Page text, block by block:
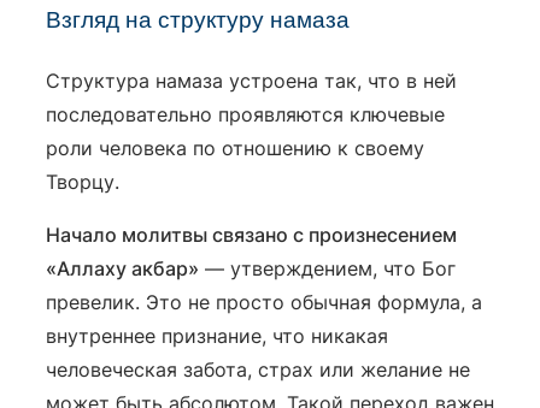
Взгляд на структуру намаза
Структура намаза устроена так, что в ней
последовательно проявляются ключевые
роли человека по отношению к своему
Творцу.
Начало молитвы связано с произнесением
«Аллаху акбар» — утверждением, что Бог
превелик. Это не просто обычная формула, а
внутреннее признание, что никакая
человеческая забота, страх или желание не
может быть абсолютом. Такой переход важен